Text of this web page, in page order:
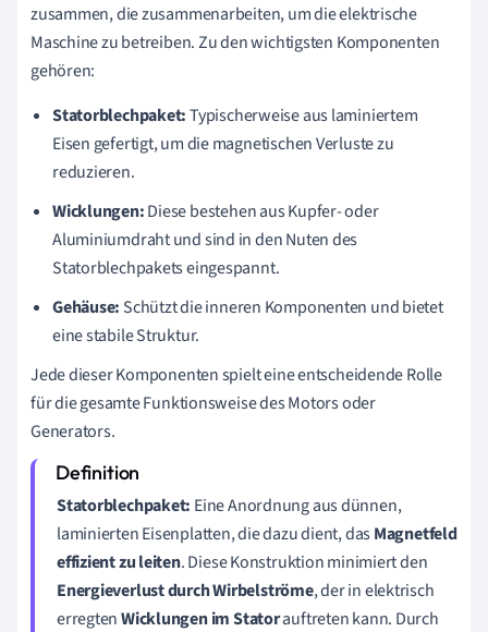
zusammen, die zusammenarbeiten, um die elektrische
Maschine zu betreiben. Zu den wichtigsten Komponenten
gehören:
Statorblechpaket:Typischerweise aus laminiertem
Eisen gefertigt, um die magnetischen Verluste zu
reduzieren.
Wicklungen:Diese bestehen aus Kupfer- oder
Aluminiumdraht und sind in den Nuten des
Statorblechpakets eingespannt.
Gehäuse: Schützt die inneren Komponenten und bietet
eine stabile Struktur.
Jede dieser Komponenten spielt eine entscheidende Rolle
für die gesamte Funktionsweise des Motors oder
Generators.
Statorblechpaket: Eine Anordnung aus dünnen,
laminierten Eisenplatten, die dazu dient, dasMagnetfeld
effizient zu leiten. Diese Konstruktion minimiert den
Energieverlust durch Wirbelströme, der in elektrisch
erregtenWicklungen im Statorauftreten kann. Durch